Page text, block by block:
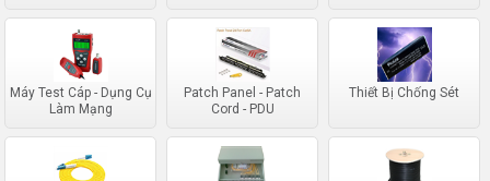
Máy Test Cáp - Dụng Cụ
Làm Mạng
Patch Panel - Patch
Cord - PDU
Thiết Bị Chống Sét